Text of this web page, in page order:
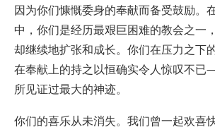
因为你们慷慨委身的奉献而备受鼓励。
中，你们是经历最艰巨困难的教会之一
却继续地扩张和成长。你们在压力之下
在奉献上的持之以恒确实令人惊叹不
所见证过最大的神迹。
你们的喜乐从未消失。我们曾一起欢喜